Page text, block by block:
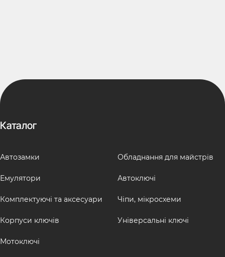
Каталог
Автозамки
Емулятори
Комплектуючі та аксесуари
Корпуси ключів
Мотоключі
Обладнання для майстрів
Автоключі
Чіпи, мікросхеми
Універсальні ключі